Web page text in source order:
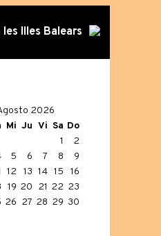
Illes Balears
2026
Mi Ju Vi Sa Do
1
2
5 6 7 8
9
12 13 14 15
16
19 20 21 22 23
26 27 28 29 30